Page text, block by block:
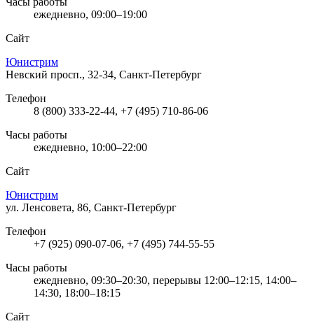
ежедневно, 09:00–19:00
Сайт
Юнистрим
Невский просп., 32-34, Санкт-Петербург
Телефон
8 (800) 333-22-44, +7 (495) 710-86-06
Часы работы
ежедневно, 10:00–22:00
Сайт
Юнистрим
ул. Ленсовета, 86, Санкт-Петербург
Телефон
+7 (925) 090-07-06, +7 (495) 744-55-55
Часы работы
ежедневно, 09:30–20:30, перерывы 12:00–12:15, 14:00–
14:30, 18:00–18:15
Сайт